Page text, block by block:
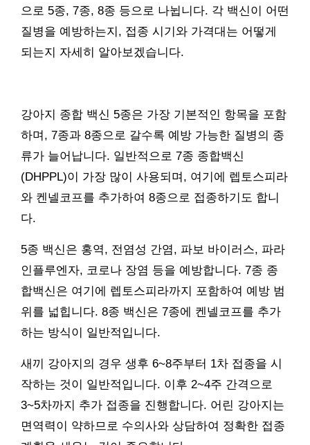
으로 5종, 7종, 8종 등으로 나뉩니다. 각 백신이 어떤
질병을 예방하는지, 접종 시기와 가격대는 어떻게
되는지 자세히 알아보겠습니다.
강아지 종합 백신 5종은 가장 기본적인 항목을 포함
하며, 7종과 8종으로 갈수록 예방 가능한 질병의 종
류가 늘어납니다. 일반적으로 7종 종합백신
(DHPPL)이 가장 많이 사용되며, 여기에 렙토스피라
와 켄넬코프를 추가하여 8종으로 접종하기도 합니
다.
5종 백신은 홍역, 전염성 간염, 파보 바이러스, 파라
인플루엔자, 코로나 장염 등을 예방합니다. 7종 종
합백신은 여기에 렙토스피라까지 포함하여 예방 범
위를 넓힙니다. 8종 백신은 7종에 켄넬코프를 추가
하는 방식이 일반적입니다.
새끼 강아지의 경우 생후 6~8주부터 1차 접종을 시
작하는 것이 일반적입니다. 이후 2~4주 간격으로
3~5차까지 추가 접종을 진행합니다. 어린 강아지는
면역력이 약하므로 수의사와 상담하여 정확한 접종